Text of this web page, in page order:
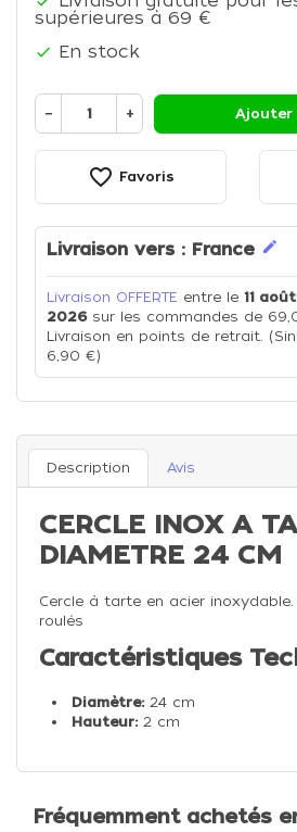
supérieures à 69 €
 En stock
− + Ajouter
favorite_border Favoris
Livraison vers : France edit
Livraison OFFERTE entre le 11
2026sur les commandes de
Livraison en points de retrait.
6,90 €)
Description Avis
CERCLE INOX A
DIAMETRE 24 CM
Cercle à tarte en acier
roulés
Caractéristiques
Diamètre:24 cm
Hauteur:2 cm
Fréquemment achetés